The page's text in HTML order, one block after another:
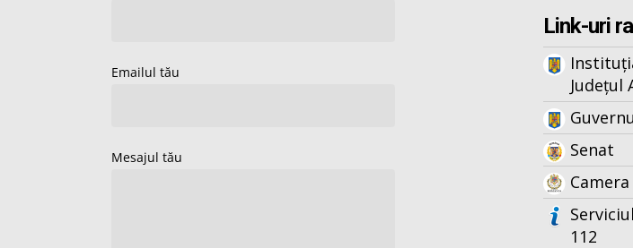
Link-uri
Județul
Senat
112